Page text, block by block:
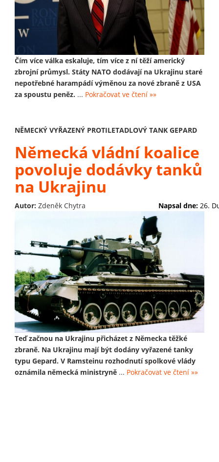
Čím více válka eskaluje, tím více z ní těží americký
zbrojní průmysl. Státy NATO dodávají na Ukrajinu staré
nepotřebné harampádí výměnou za nové zbraně z USA
za spoustu peněz. ... Pokračovat ve čtení »»
NĚMECKÝ VYŘAZENÝ PROTILETADLOVÝ TANK GEPARD
Německá vládní koalice
povoluje dodávky tanků
na Ukrajinu
Autor: Zdeněk Chytra Napsal dne: 26.
Teď začnou na Ukrajinu přicházet z Německa těžké
zbraně. Na Ukrajinu mají být dodány vyřazené tanky
typu Gepard. V Ramsteinu rozhodnutí spolkové vlády
oznámila německá ministryně ... Pokračovat ve čtení »»